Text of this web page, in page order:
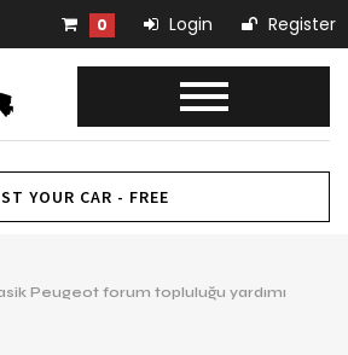
0 Login Register
YOUR CAR - FREE
Peugeot forum topluluğu yardımı